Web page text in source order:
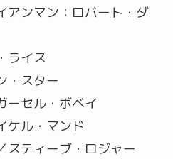
アンマン：ロバート・ダ
ライス
・スター
ーセル・ボベイ
ケル・マンド
スティーブ・ロジャー